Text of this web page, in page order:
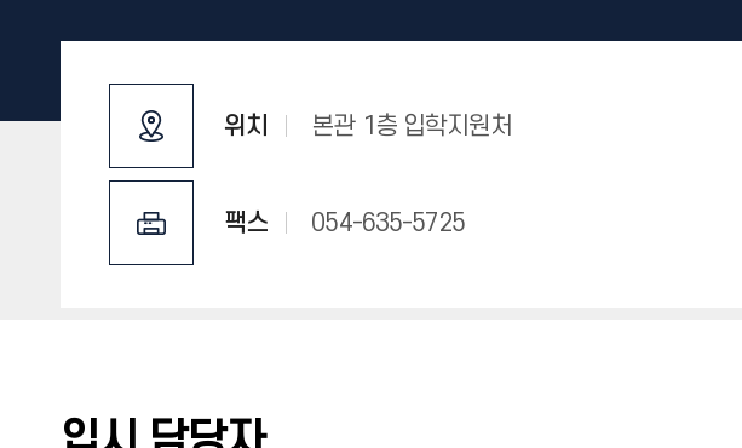
위치 본관 1층 입학지원처
팩스 054-635-5725